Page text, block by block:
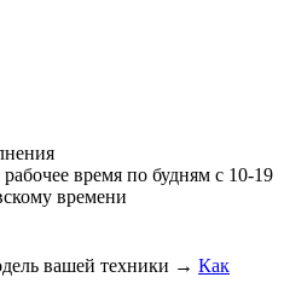
время по будням с 10-19
времени
вашей техники → Как